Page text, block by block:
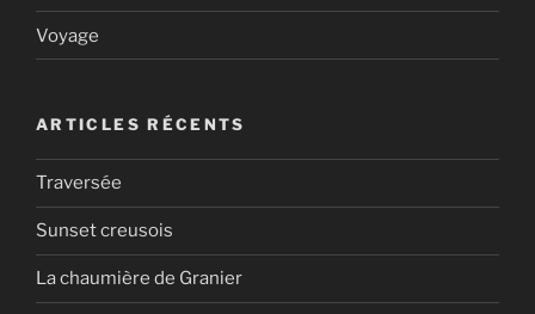
Voyage
ARTICLES RÉCENTS
Traversée
Sunset creusois
La chaumière de Granier